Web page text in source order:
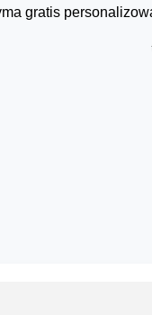
gratis